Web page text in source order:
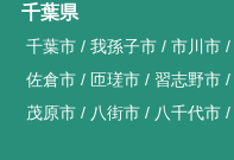
千葉県
千葉市 我孫子市 市川市
佐倉市
匝瑳市 習志野市
茂原市
八街市 八千代市